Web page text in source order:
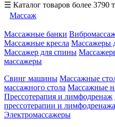
☰ Каталог товаров более 3790
Массаж
Массажные банки
Массажные кресла Массажеры
Массажер для спины
массажеры
Свинг машины Массажные
массажного стола Массажные
Прессотерапия и лимфодренаж
прессотерапии и лимфодренажа
Электромассажеры